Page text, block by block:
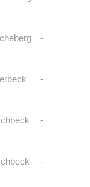
-
-
-
-